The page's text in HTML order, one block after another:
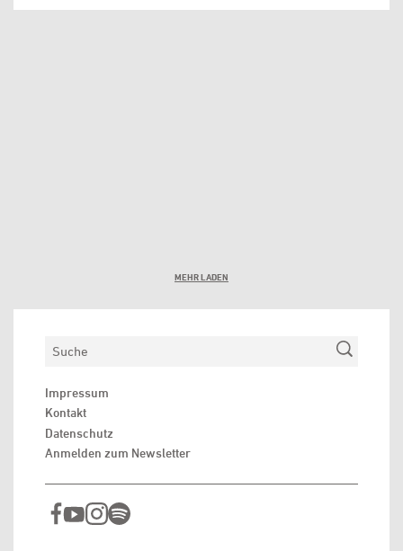
MEHR LADEN
Suchen
Impressum
Kontakt
Datenschutz
Anmelden zum Newsletter